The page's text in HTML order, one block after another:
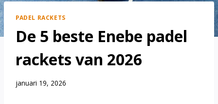
PADEL RACKETS
De 5 beste Enebe padel
rackets van 2026
januari 19, 2026